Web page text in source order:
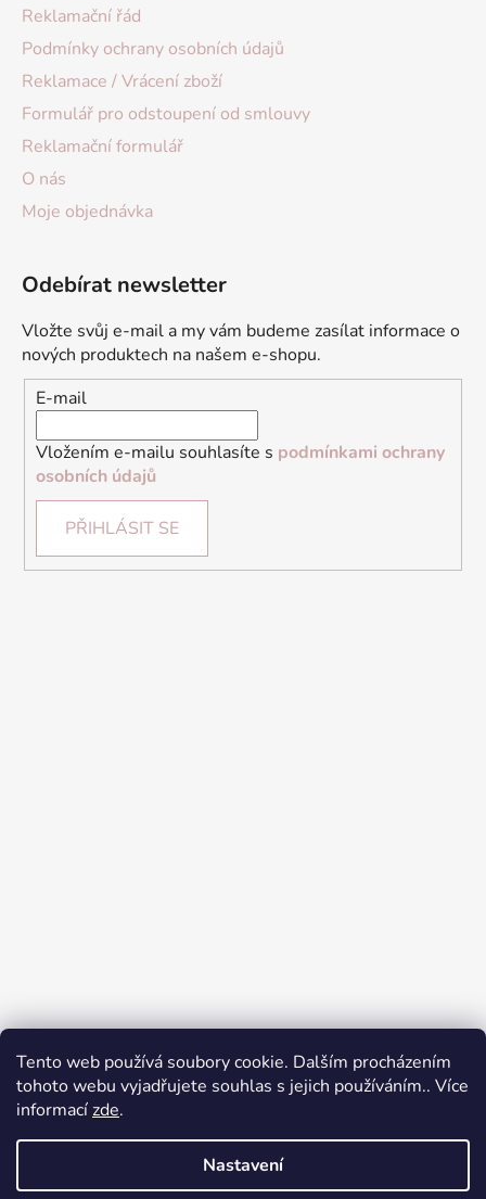
Tento web používá soubory cookie. Dalším procházením
tohoto webu vyjadřujete souhlas s jejich používáním.. Více
informacízde.
Nastavení
Reklamační řád
Podmínky ochrany osobních údajů
Reklamace / Vrácení zboží
Formulář pro odstoupení od smlouvy
Reklamační formulář
O nás
Moje objednávka
Odebírat newsletter
Vložte svůj e-mail a my vám budeme zasílat informace o
nových produktech na našem e-shopu.
E-mail
Vložením e-mailu souhlasíte s podmínkami ochrany
osobních údajů
PŘIHLÁSIT SE
Přijímáme online platby